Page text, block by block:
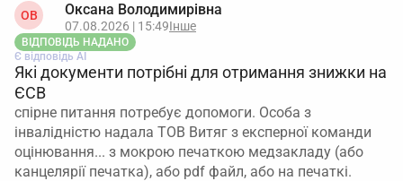
ОВ Оксана Володимирівна
07.08.2026 | 15:49Інше
ВІДПОВІДЬ НАДАНО
Є відповідь АІ
Які документи потрібні для отримання знижки на
ЄСВ
спірне питання потребує допомоги. Особа з
інвалідністю надала ТОВ Витяг з експерної команди
оцінювання... з мокрою печаткою медзакладу (або
канцелярії печатка), або pdf файл, або на печаткі.